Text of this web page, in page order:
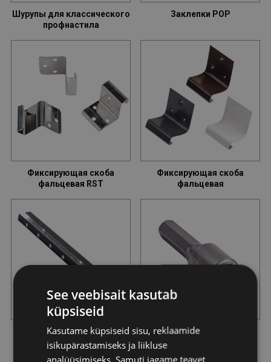
Шурупы для классического
профнастила
Заклепки POP
Фиксирующая скоба
фальцевая RST
Фиксирующая скоба
фальцевая
Опорная планка Магнитная насадка
See veebisait kasutab
küpsiseid
Kasutame küpsiseid sisu, reklaamide
isikupärastamiseks ja liikluse
analüüsimiseks. Samuti jagame teavet